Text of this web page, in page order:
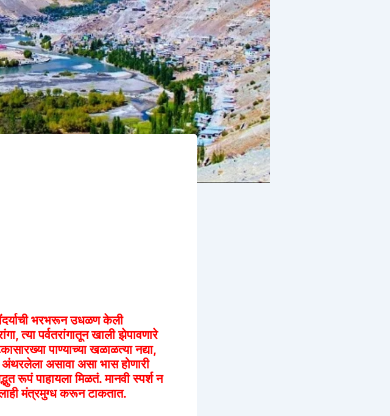
भरभरून उधळण केली
त्या पर्वतरांगातून खाली झेपावणारे
पाण्याच्या खळाळत्या नद्या,
अंथरलेला असावा असा भास होणारी
रूपं पाहायला मिळतं. मानवी स्पर्श न
मंत्रमुग्ध करून टाकतात.